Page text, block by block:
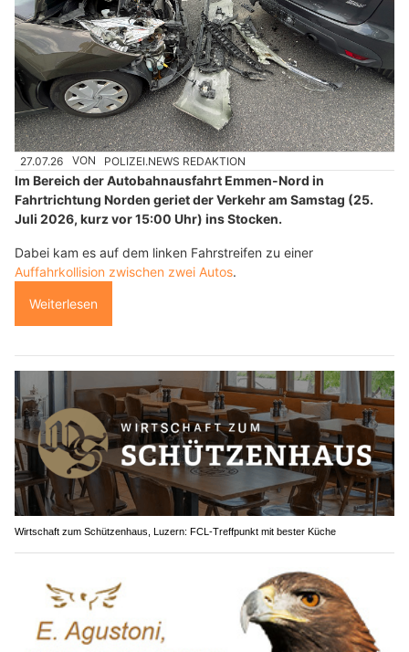
27.07.26 VON POLIZEI.NEWS REDAKTION
Im Bereich der Autobahnausfahrt Emmen-Nord in
Fahrtrichtung Norden geriet der Verkehr am Samstag (25.
Juli 2026, kurz vor 15:00 Uhr) ins Stocken.
Dabei kam es auf dem linken Fahrstreifen zu einer
Auffahrkollision zwischen zwei Autos.
Weiterlesen
Wirtschaft zum Schützenhaus, Luzern: FCL-Treffpunkt mit bester Küche